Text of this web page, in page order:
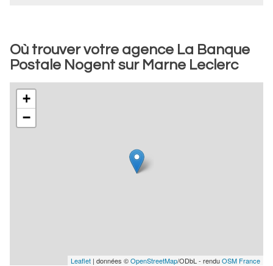
Où trouver votre agence La Banque
Postale Nogent sur Marne Leclerc
+
−
Leaflet | données ©OpenStreetMap/ODbL - renduOSM France